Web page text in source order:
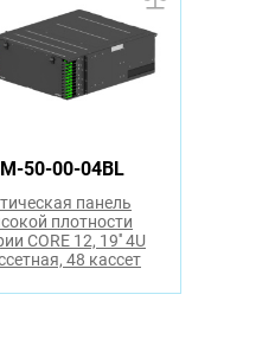
50-00-04BL
панель
плотности
CORE 12, 19'' 4U
48 кассет